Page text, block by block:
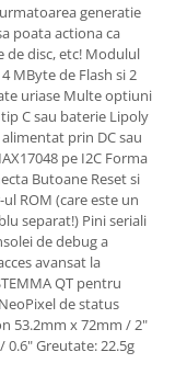
urmatoarea generatie
poata actiona ca
disc, etc! Modulul
MByte de Flash si 2
uriase Multe optiuni
C sau baterie Lipoly
prin DC sau
pe I2C Forma
Butoane Reset si
ROM (care este un
separat!) Pini seriali
de debug a
avansat la
QT pentru
de status
53.2mm x 72mm / 2"
0.6" Greutate: 22.5g